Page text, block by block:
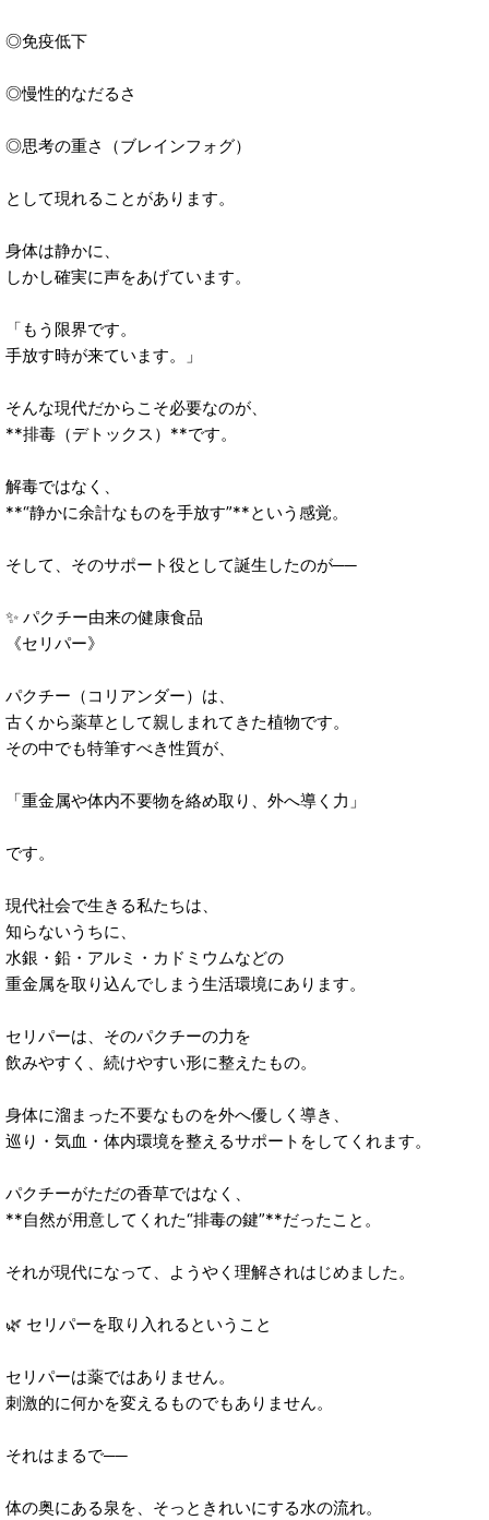
◎免疫低下
◎慢性的なだるさ
◎思考の重さ（ブレインフォグ）
として現れることがあります。
身体は静かに、
しかし確実に声をあげています。
「もう限界です。
手放す時が来ています。」
そんな現代だからこそ必要なのが、
**排毒（デトックス）**です。
解毒ではなく、
**“静かに余計なものを手放す”**という感覚。
そして、そのサポート役として誕生したのが──
✨ パクチー由来の健康食品
《セリパー》
パクチー（コリアンダー）は、
古くから薬草として親しまれてきた植物です。
その中でも特筆すべき性質が、
「重金属や体内不要物を絡め取り、外へ導く力」
です。
現代社会で生きる私たちは、
知らないうちに、
水銀・鉛・アルミ・カドミウムなどの
重金属を取り込んでしまう生活環境にあります。
セリパーは、そのパクチーの力を
飲みやすく、続けやすい形に整えたもの。
身体に溜まった不要なものを外へ優しく導き、
巡り・気血・体内環境を整えるサポートをしてくれます。
パクチーがただの香草ではなく、
**自然が用意してくれた“排毒の鍵”**だったこと。
それが現代になって、ようやく理解されはじめました。
🌿 セリパーを取り入れるということ
セリパーは薬ではありません。
刺激的に何かを変えるものでもありません。
それはまるで──
体の奥にある泉を、そっときれいにする水の流れ。